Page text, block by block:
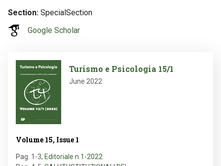
Section SpecialSection
Google Scholar
Image
Turismo e Psicologia 15/1
June 2022
Volume 15, Issue 1
Pag. 1-3, Editoriale n.1-2022